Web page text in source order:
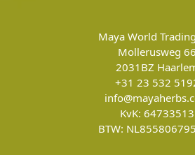
Maya World
Mollerusweg 66
2031BZ
+31 23 532
KvK: 64733513
BTW: